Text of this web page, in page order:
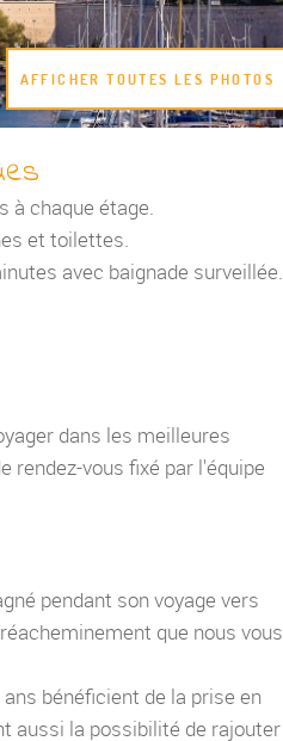
AFFICHER TOUTES LES PHOTOS
à chaque étage.
et toilettes.
avec baignade surveillée.
dans les meilleures
rendez-vous fixé par l'équipe
pendant son voyage vers
que nous vous
bénéficient de la prise en
aussi la possibilité de rajouter